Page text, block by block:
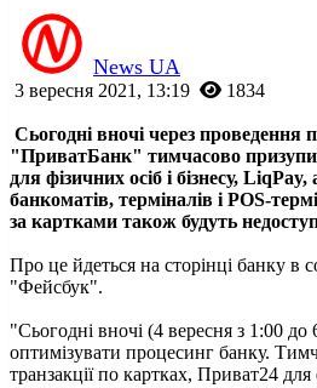
News UA
3 вересня 2021, 13:19 1834
Сьогодні вночі через проведення
"ПриватБанк" тимчасово
для фізичних осіб і бізнесу,
банкоматів, терміналів і POS-
за картками також будуть
Про це йдеться на сторінці банку в
"Фейсбук".
"Сьогодні вночі (4 вересня з 1:00
оптимізувати процесинг банку.
транзакції по картках, Приват24 для